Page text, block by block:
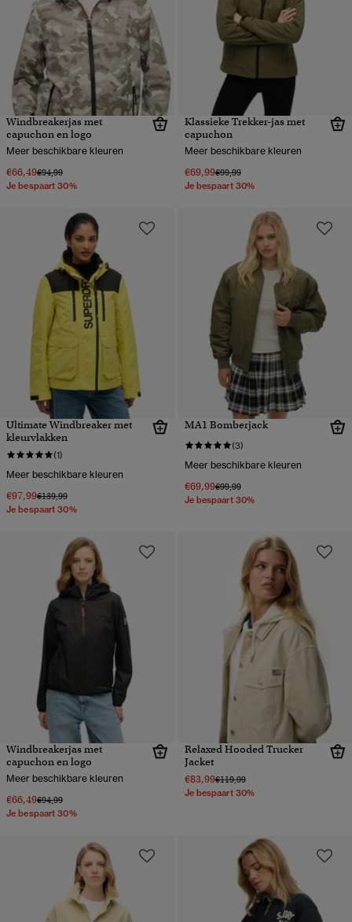
Windbreakerjas met
capuchon en logo
Meer beschikbare kleuren
€66,49Prijs verlaagd van
€94,99naar
Je bespaart 30%
Klassieke Trekker-jas met
capuchon
Meer beschikbare kleuren
€69,99Prijs verlaagd van
€99,99naar
Je bespaart 30%
Ultimate Windbreaker met
kleurvlakken
(1)
Meer beschikbare kleuren
€97,99Prijs verlaagd van
€139,99naar
Je bespaart 30%
MA1 Bomberjack
(3)
Meer beschikbare kleuren
€69,99Prijs verlaagd van
€99,99naar
Je bespaart 30%
Windbreakerjas met
capuchon en logo
Meer beschikbare kleuren
€66,49Prijs verlaagd van
€94,99naar
Je bespaart 30%
Relaxed Hooded Trucker
Jacket
€83,99Prijs verlaagd van
€119,99naar
Je bespaart 30%